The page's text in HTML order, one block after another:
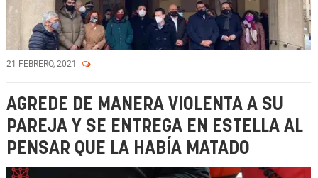
21 FEBRERO, 2021
AGREDE DE MANERA VIOLENTA A SU
PAREJA Y SE ENTREGA EN ESTELLA AL
PENSAR QUE LA HABÍA MATADO